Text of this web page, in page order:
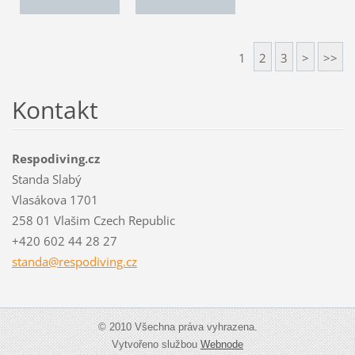
1 2 3 > >>
Kontakt
Respodiving.cz
Standa Slabý
Vlasákova 1701
258 01 Vlašim Czech Republic
+420 602 44 28 27
standa@respodiving.cz
© 2010 Všechna práva vyhrazena.
Vytvořeno službouWebnode